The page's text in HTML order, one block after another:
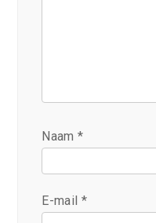
Naam*
E-mail *